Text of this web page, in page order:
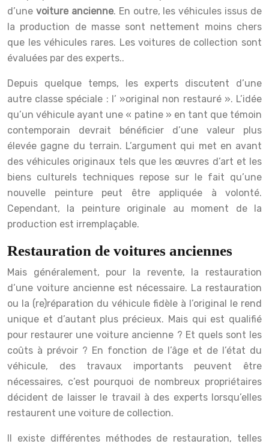
d’une voiture ancienne. En outre, les véhicules issus de
la production de masse sont nettement moins chers
que les véhicules rares. Les voitures de collection sont
évaluées par des experts..
Depuis quelque temps, les experts discutent d’une
autre classe spéciale : l’ »original non restauré ». L’idée
qu’un véhicule ayant une « patine » en tant que témoin
contemporain devrait bénéficier d’une valeur plus
élevée gagne du terrain. L’argument qui met en avant
des véhicules originaux tels que les œuvres d’art et les
biens culturels techniques repose sur le fait qu’une
nouvelle peinture peut être appliquée à volonté.
Cependant, la peinture originale au moment de la
production est irremplaçable.
Restauration de voitures anciennes
Mais généralement, pour la revente, la restauration
d’une voiture ancienne est nécessaire. La restauration
ou la (re)réparation du véhicule fidèle à l’original le rend
unique et d’autant plus précieux. Mais qui est qualifié
pour restaurer une voiture ancienne ? Et quels sont les
coûts à prévoir ? En fonction de l’âge et de l’état du
véhicule, des travaux importants peuvent être
nécessaires, c’est pourquoi de nombreux propriétaires
décident de laisser le travail à des experts lorsqu’elles
restaurent une voiture de collection.
Il existe différentes méthodes de restauration, telles